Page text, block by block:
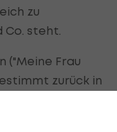
zu
Co. steht.
("Meine Frau
zurück in